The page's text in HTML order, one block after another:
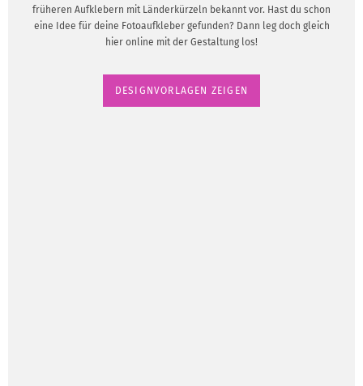
früheren Aufklebern mit Länderkürzeln bekannt vor. Hast du schon
eine Idee für deine Fotoaufkleber gefunden? Dann leg doch gleich
hier online mit der Gestaltung los!
DESIGNVORLAGEN ZEIGEN